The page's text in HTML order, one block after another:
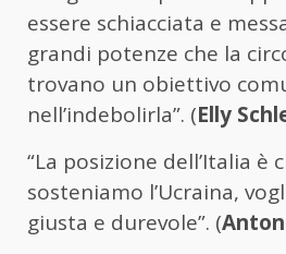
essere schiacciata e
grandi potenze che la
trovano un obiettivo
nell’indebolirla”. (Elly
“La posizione dell’Italia è
sosteniamo l’Ucraina,
giusta e durevole”. (